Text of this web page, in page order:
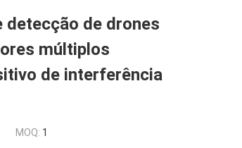
detecção de drones
múltiplos
de interferência
MOQ: 1